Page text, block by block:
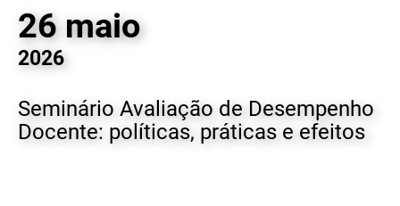
26 maio
2026
Seminário Avaliação de Desempenho
Docente: políticas, práticas e efeitos